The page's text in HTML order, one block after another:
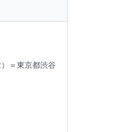
＝東京都渋谷